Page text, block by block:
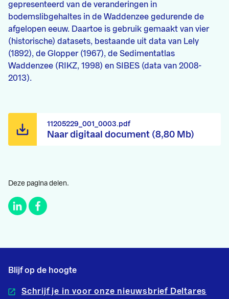
gepresenteerd van de veranderingen in
bodemslibgehaltes in de Waddenzee gedurende de
afgelopen eeuw. Daartoe is gebruik gemaakt van vier
(historische) datasets, bestaande uit data van Lely
(1892), de Glopper (1967), de Sedimentatlas
Waddenzee (RIKZ, 1998) en SIBES (data van 2008-
2013).
Naar digitaal document (8,80 Mb)
11205229_001_0003.pdf
Deze pagina delen.
Blijf op de hoogte
Schrijf je in voor onze nieuwsbrief Deltares